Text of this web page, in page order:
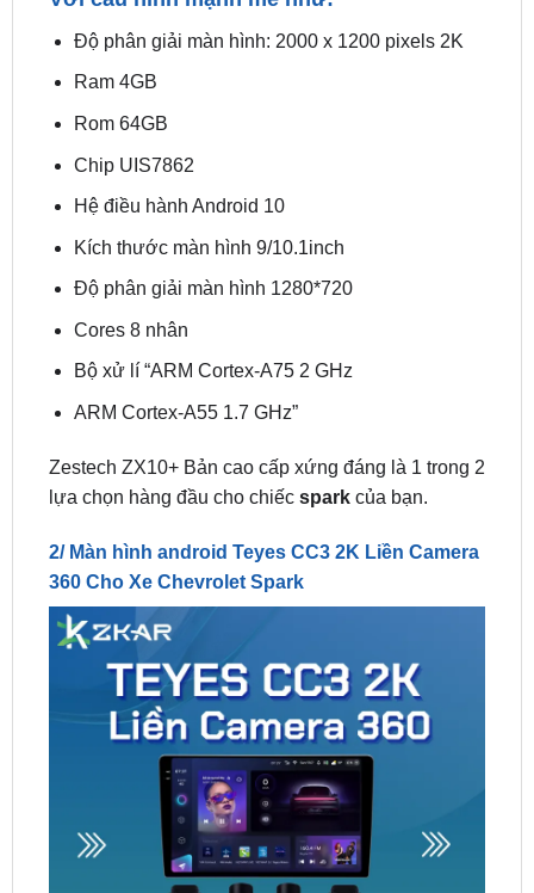
Zestech ZX10+ Bản cao cấp xứng đáng là 1 trong 2
2/ Màn hình android Teyes CC3 2K Liền Camera